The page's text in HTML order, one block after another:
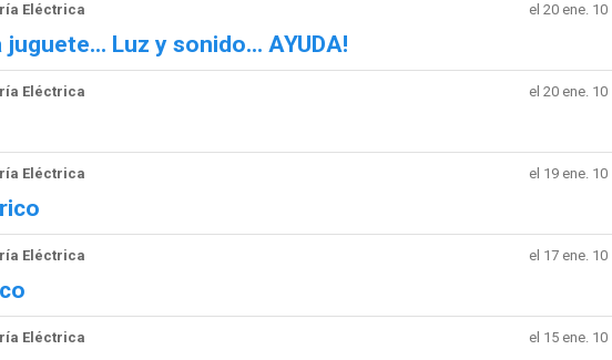
Eléctrica el 20 ene. 10
Luz y sonido... AYUDA!
Eléctrica el 20 ene. 10
Eléctrica el 19 ene. 10
Eléctrica el 17 ene. 10
Eléctrica el 15 ene. 10